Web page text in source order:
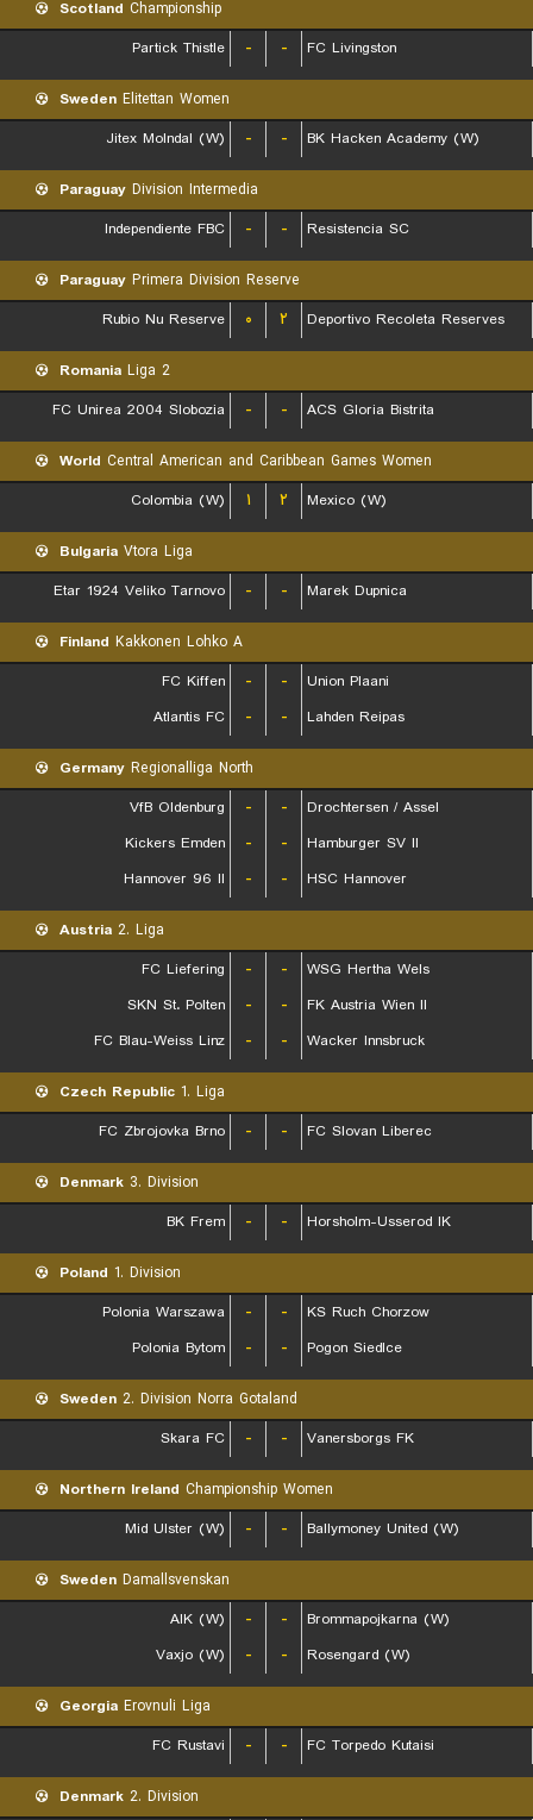
Scotland Championship
Partick Thistle
- - FC Livingston
Sweden Elitettan Women
Jitex Molndal (W)
- - BK Hacken Academy (W)
Paraguay Division Intermedia
Independiente FBC
- - Resistencia SC
Paraguay Primera Division Reserve
Rubio Nu Reserve
۰ ۲ Deportivo Recoleta Reserves
Romania Liga 2
FC Unirea 2004 Slobozia
- - ACS Gloria Bistrita
World Central American and Caribbean Games Women
Colombia (W)
۱ ۲ Mexico (W)
Bulgaria Vtora Liga
Etar 1924 Veliko Tarnovo
- - Marek Dupnica
Finland Kakkonen Lohko A
FC Kiffen
- -
Union Plaani
Atlantis FC
- - Lahden Reipas
Germany Regionalliga North
VfB Oldenburg
- -
Drochtersen / Assel
Kickers Emden
- -
Hamburger SV II
Hannover 96 II
- - HSC Hannover
Austria 2. Liga
FC Liefering
- -
WSG Hertha Wels
SKN St. Polten
- -
FK Austria Wien II
FC Blau-Weiss Linz
- - Wacker Innsbruck
Czech Republic 1. Liga
FC Zbrojovka Brno
- - FC Slovan Liberec
Denmark 3. Division
BK Frem
- - Horsholm-Usserod IK
Poland 1. Division
Polonia Warszawa
- -
KS Ruch Chorzow
Polonia Bytom
- - Pogon Siedlce
Sweden 2. Division Norra Gotaland
Skara FC
- - Vanersborgs FK
Northern Ireland Championship Women
Mid Ulster (W)
- - Ballymoney United (W)
Sweden Damallsvenskan
AIK (W)
- -
Brommapojkarna (W)
Vaxjo (W)
- - Rosengard (W)
Georgia Erovnuli Liga
FC Rustavi
- - FC Torpedo Kutaisi
Denmark 2. Division